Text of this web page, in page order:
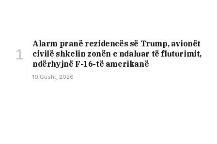
Alarm pranë rezidencës së Trump, avionët
civilë shkelin zonën e ndaluar të fluturimit,
ndërhyjnë F-16-të amerikanë
10 Gusht, 2026